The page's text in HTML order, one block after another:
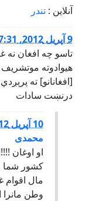
تندر
,
چه افغان نه غواړي
موتشريف ويسي
ته پرېږدي
سادات
او اوغان !!!!!!!!!!!!
کشور شما جنوب
مال اقوام غیر
وطن مانرا از